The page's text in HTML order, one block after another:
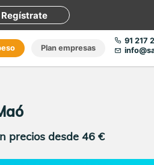
Regístrate
Plan empresas
91 217
precios desde 46 €